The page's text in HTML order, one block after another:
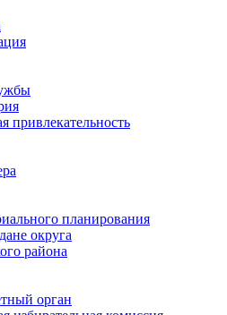
привлекательность
планирования
округа
района
орган